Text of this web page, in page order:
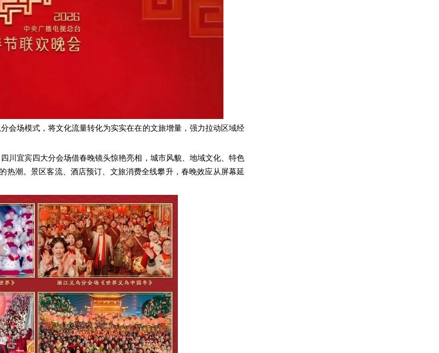
会场模式，将文化流量转化为实实在在的文旅增量，强力拉动区域经
川宜宾四大分会场借春晚镜头惊艳亮相，城市风貌、地域文化、特色
热潮。景区客流、酒店预订、文旅消费全线攀升，春晚效应从屏幕延